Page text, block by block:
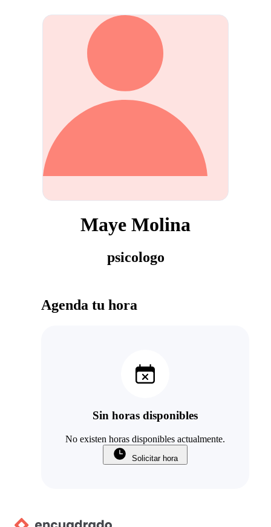
Maye Molina
psicologo
Agenda tu hora
Sin horas disponibles
No existen horas disponibles actualmente.
Solicitar hora